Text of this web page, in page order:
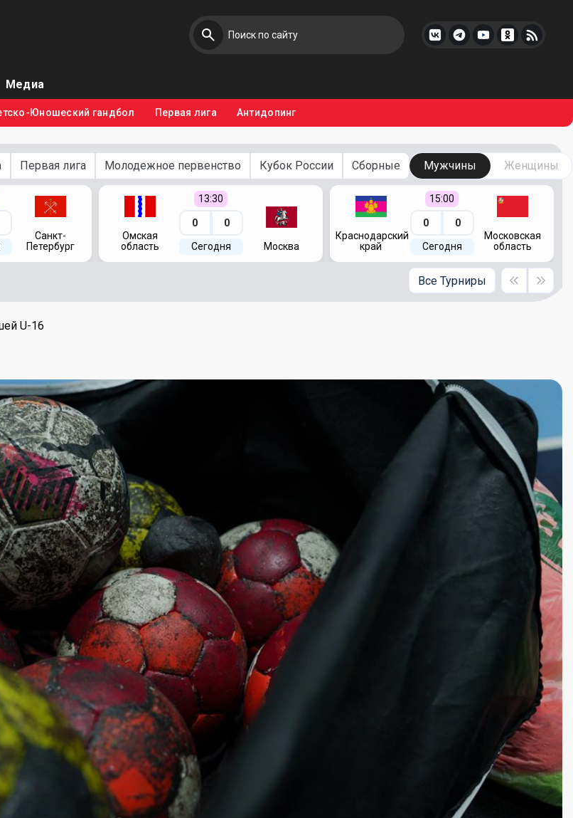
Медиа
Юношеский гандбол Первая лига Антидопинг
Первая лига Молодежное первенство Кубок России Сборные Мужчины Женщины
Санкт-
Петербург
Омская
область
13:30
0 0
Сегодня Москва
Краснодарский
край
15:00
0 0
Сегодня
Московская
область
Все Турниры
U-16